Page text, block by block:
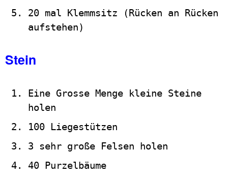
20 mal Klemmsitz (Rücken an Rücken
aufstehen)
Stein
Eine Grosse Menge kleine Steine
holen
100 Liegestützen
3 sehr große Felsen holen
40 Purzelbäume